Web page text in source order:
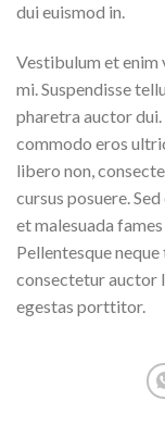
dui euismod in.
Vestibulum et enim
mi. Suspendisse
pharetra auctor dui.
commodo eros
libero non,
cursus posuere.
et malesuada
Pellentesque
consectetur auctor
egestas porttitor.